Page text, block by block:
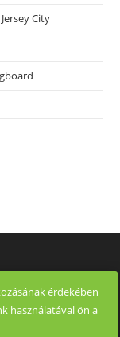
City
érdekében
használatával ön a